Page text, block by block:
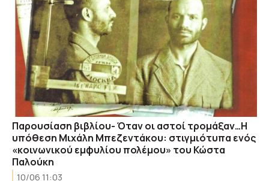
Παρουσίαση βιβλίου- Όταν οι αστοί τρομάξαν…Η
υπόθεση Μιχάλη Μπεζεντάκου: στιγμιότυπα ενός
«κοινωνικού εμφυλίου πολέμου» του Κώστα
Παλούκη
10/06 11:03